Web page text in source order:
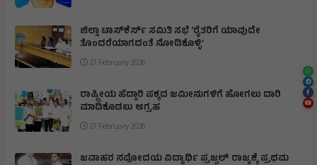
ಜಿಲ್ಲಾ ಟಾಸ್‌‌ಕೆರ್ಸ್ ಸಮಿತಿ ಸಭೆ ‘ರೈತರಿಗೆ ಯಾವುದೇ
ತೊಂದರೆಯಾಗದಂತೆ ನೋಡಿಕೊಳ್ಳಿ’
27 February 2026
ರಾಷ್ಟ್ರೀಯ ಹೆದ್ದಾರಿ ಪಕ್ಕದ ಜಮೀನುಗಳಿಗೆ ಹೋಗಲು ದಾರಿ
ಮಾಡಿಕೊಡಲು ಆಗ್ರಹ
27 February 2026
ಜವಾಹರ ನವೋದಯ ವಿದ್ಯಾರ್ಥಿ ಪ್ರಜ್ವಲ್ ರಾಜ್ಯಕ್ಕೆ ಪ್ರಥಮ